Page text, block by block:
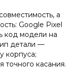
а
Google Pixel
код модели на
детали —
корпуса;
точного касания.